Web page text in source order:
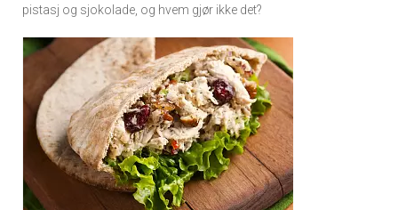
pistasj og sjokolade, og hvem gjør ikke det?